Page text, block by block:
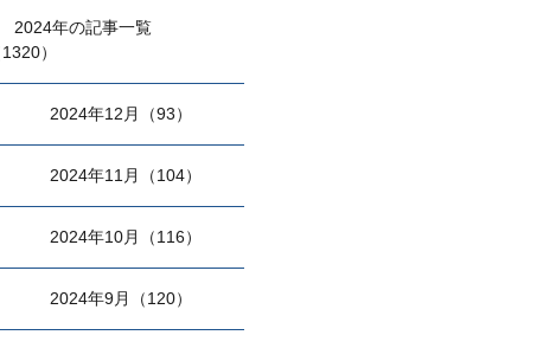
2024年の記事一覧
1320）
2024年12月（93）
2024年11月（104）
2024年10月（116）
2024年9月（120）